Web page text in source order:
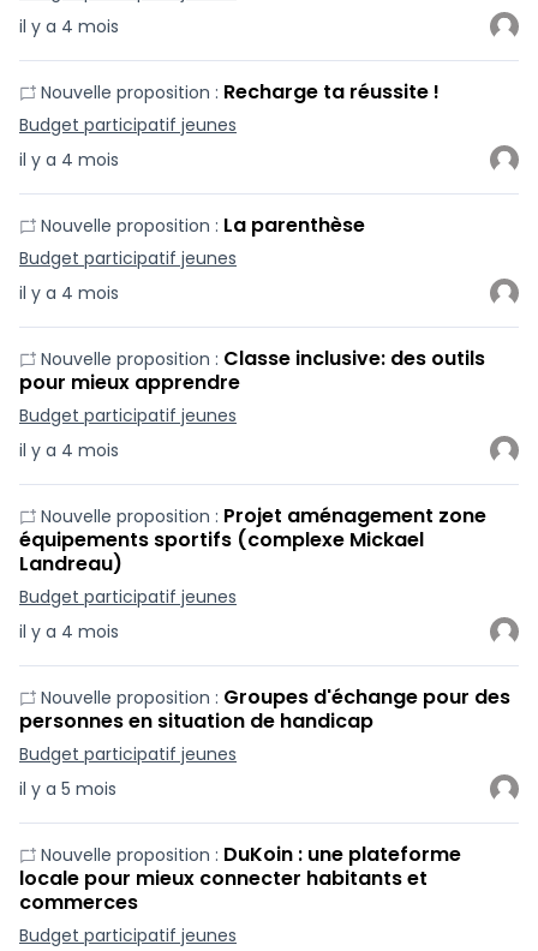
il y a 4 mois
il y a 4 mois
Nouvelle proposition : Recharge ta réussite !
Budget participatif jeunes
il y a 4 mois
Nouvelle proposition : La parenthèse
Budget participatif jeunes
il y a 4 mois
Nouvelle proposition : Classe inclusive: des outils
pour mieux apprendre
Budget participatif jeunes
il y a 4 mois
Nouvelle proposition : Projet aménagement zone
équipements sportifs (complexe Mickael
Landreau)
Budget participatif jeunes
il y a 5 mois
Nouvelle proposition : Groupes d'échange pour des
personnes en situation de handicap
Budget participatif jeunes
Nouvelle proposition : DuKoin : une plateforme
locale pour mieux connecter habitants et
commerces
Budget participatif jeunes